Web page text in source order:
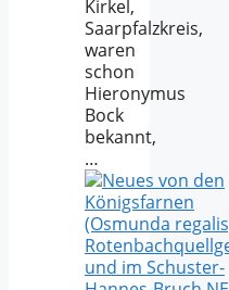
Kirkel,
Saarpfalzkreis,
waren
schon
Hieronymus
Bock
bekannt,
…